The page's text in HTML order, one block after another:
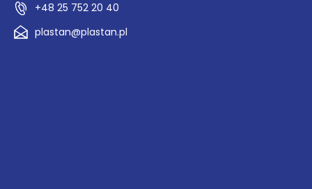
+48 25 752 20 40
plastan@plastan.pl